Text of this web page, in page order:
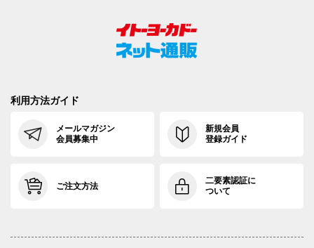
利用方法ガイド
メールマガジン
会員募集中
新規会員
登録ガイド
ご注文方法
二要素認証に
ついて